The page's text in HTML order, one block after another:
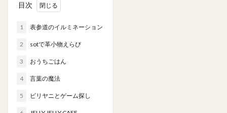
目次
1 表参道のイルミネーション
2 sotで革小物えらび
3 おうちごはん
4 言葉の魔法
5 ビリヤニとゲーム探し